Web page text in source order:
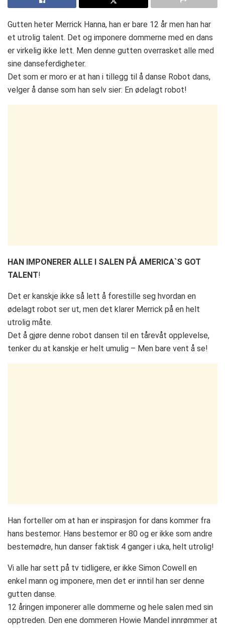
Gutten heter Merrick Hanna, han er bare 12 år men han har
et utrolig talent. Det og imponere dommerne med en dans
er virkelig ikke lett. Men denne gutten overrasket alle med
sine danseferdigheter.
Det som er moro er at han i tillegg til å danse Robot dans,
velger å danse som han selv sier: En ødelagt robot!
HAN IMPONERER ALLE I SALEN PÅ AMERICA`S GOT
TALENT!
Det er kanskje ikke så lett å forestille seg hvordan en
ødelagt robot ser ut, men det klarer Merrick på en helt
utrolig måte.
Det å gjøre denne robot dansen til en tårevåt opplevelse,
tenker du at kanskje er helt umulig – Men bare vent å se!
Han forteller om at han er inspirasjon for dans kommer fra
hans bestemor. Hans bestemor er 80 og er ikke som andre
bestemødre, hun danser faktisk 4 ganger i uka, helt utrolig!
Vi alle har sett på tv tidligere, er ikke Simon Cowell en
enkel mann og imponere, men det er inntil han ser denne
gutten danse.
12 åringen imponerer alle dommerne og hele salen med sin
opptreden. Den ene dommeren Howie Mandel innrømmer at